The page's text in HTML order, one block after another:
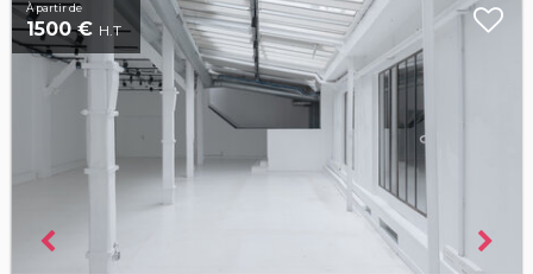
À partir de
1500 € H.T